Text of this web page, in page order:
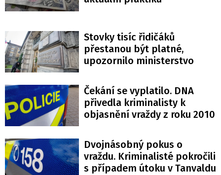
Stovky tisíc řidičáků
přestanou být platné,
upozornilo ministerstvo
Čekání se vyplatilo. DNA
přivedla kriminalisty k
objasnění vraždy z roku 2010
Dvojnásobný pokus o
vraždu. Kriminalisté pokročili
s případem útoku v Tanvaldu